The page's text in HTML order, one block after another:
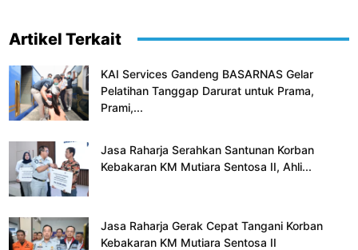
Artikel Terkait
KAI Services Gandeng BASARNAS Gelar
Pelatihan Tanggap Darurat untuk Prama,
Prami,...
Jasa Raharja Serahkan Santunan Korban
Kebakaran KM Mutiara Sentosa II, Ahli...
Jasa Raharja Gerak Cepat Tangani Korban
Kebakaran KM Mutiara Sentosa II